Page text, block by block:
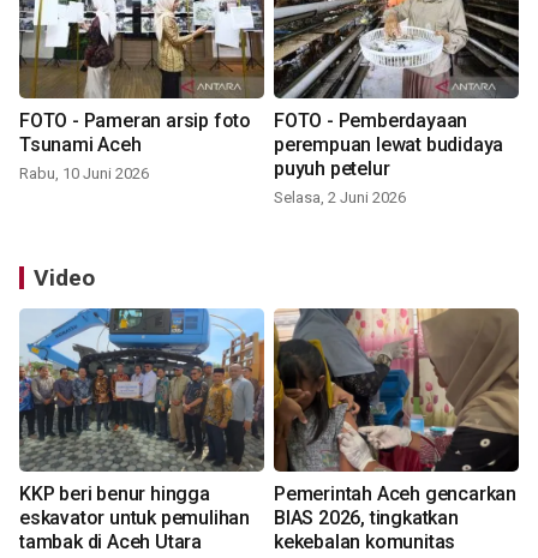
FOTO - Pameran arsip foto
Tsunami Aceh
Rabu, 10 Juni 2026
FOTO - Pemberdayaan
perempuan lewat budidaya
puyuh petelur
Selasa, 2 Juni 2026
Video
KKP beri benur hingga
eskavator untuk pemulihan
tambak di Aceh Utara
Pemerintah Aceh gencarkan
BIAS 2026, tingkatkan
kekebalan komunitas